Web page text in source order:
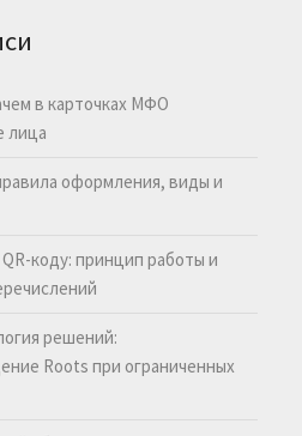
в карточках МФО
лица
оформления, виды и
коду: принцип работы и
решений:
Roots при ограниченных